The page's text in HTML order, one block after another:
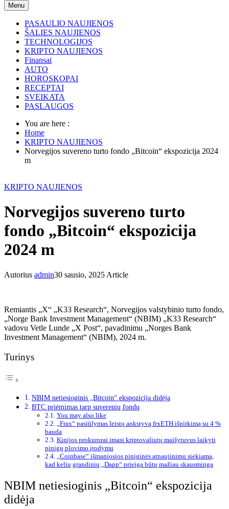
Menu
PASAULIO NAUJIENOS
ŠALIES NAUJIENOS
TECHNOLOGIJOS
KRIPTO NAUJIENOS
Finansai
AUTO
HOROSKOPAI
RECEPTAI
SVEIKATA
PASLAUGOS
You are here :
Home
KRIPTO NAUJIENOS
Norvegijos suvereno turto fondo „Bitcoin“ ekspozicija 2024
m
KRIPTO NAUJIENOS
Norvegijos suvereno turto
fondo „Bitcoin“ ekspozicija
2024 m
Autorius admin30 sausio, 2025 Article
Remiantis „X“ „K33 Research“, Norvegijos valstybinio turto fondo,
„Norge Bank Investment Management“ (NBIM) „K33 Research“
vadovu Vetle Lunde „X Post“, pavadinimu „Norges Bank
Investment Management“ (NBIM), 2024 m.
Turinys
NBIM netiesioginis „Bitcoin“ ekspozicija didėja
BTC priėmimas tarp suverenių fondų
You may also like
„Frax“ pasiūlymas leistų ankstyvą frxETH išpirkimą su 4 %
bauda
Kinijos prokurorai imasi kriptovaliutų maišytuvus laikyti
pinigų plovimo įrodymu
„Coinbase“ išmaniosios piniginės atnaujinimu siekiama,
kad kelių grandinių „Dapp“ prieiga būtų mažiau skausminga
NBIM netiesioginis „Bitcoin“ ekspozicija
didėja